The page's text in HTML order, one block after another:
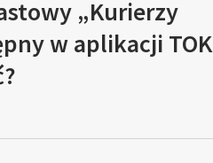
„Kurierzy
w aplikacji TOK